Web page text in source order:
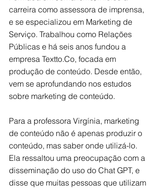
carreira como assessora de imprensa,
e se especializou em Marketing de
Serviço. Trabalhou como Relações
Públicas e há seis anos fundou a
empresa Textto.Co, focada em
produção de conteúdo. Desde então,
vem se aprofundando nos estudos
sobre marketing de conteúdo.
Para a professora Virgínia, marketing
de conteúdo não é apenas produzir o
conteúdo, mas saber onde utilizá-lo.
Ela ressaltou uma preocupação com a
disseminação do uso do Chat GPT, e
disse que muitas pessoas que utilizam